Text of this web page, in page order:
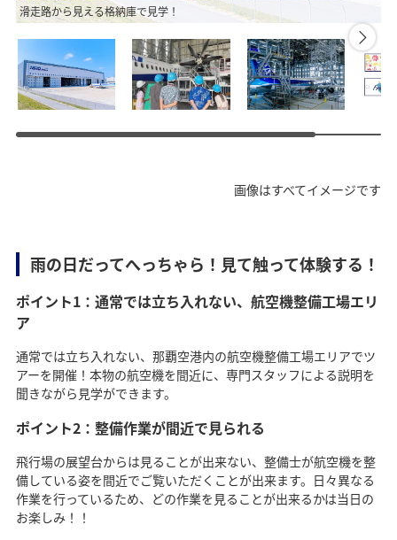
滑走路から見える格納庫で見学！
画像はすべてイメージです
雨の日だってへっちゃら！見て触って体験する！
ポイント1：通常では立ち入れない、航空機整備工場エリ
ア
通常では立ち入れない、那覇空港内の航空機整備工場エリアでツ
アーを開催！本物の航空機を間近に、専門スタッフによる説明を
聞きながら見学ができます。
ポイント2：整備作業が間近で見られる
飛行場の展望台からは見ることが出来ない、整備士が航空機を整
備している姿を間近でご覧いただくことが出来ます。日々異なる
作業を行っているため、どの作業を見ることが出来るかは当日の
お楽しみ！！